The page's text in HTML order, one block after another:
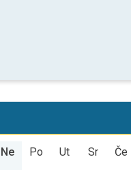
Ne Po Ut Sr Če